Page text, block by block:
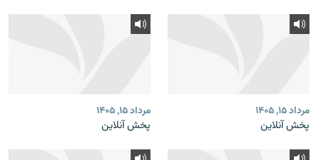
مرداد ۱۵, ۱۴۰۵
پخش آنلاین
مرداد ۱۵, ۱۴۰۵
پخش آنلاین